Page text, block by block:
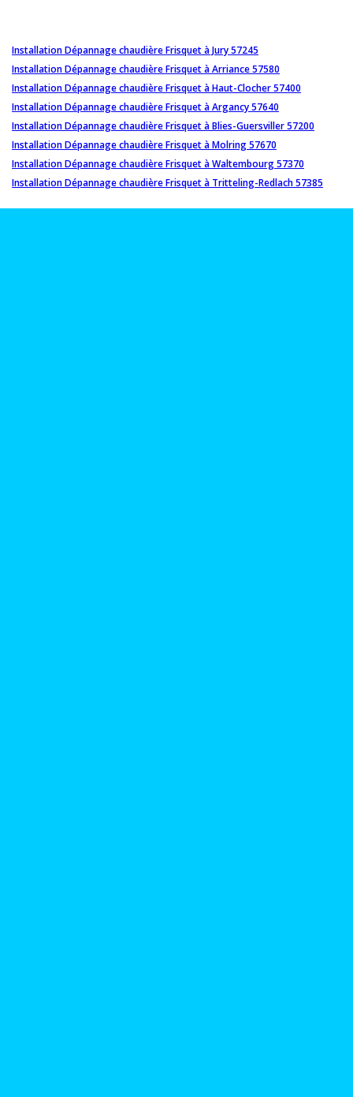
Installation Dépannage chaudière Frisquet à Jury 57245
Installation Dépannage chaudière Frisquet à Arriance 57580
Installation Dépannage chaudière Frisquet à Haut-Clocher 57400
Installation Dépannage chaudière Frisquet à Argancy 57640
Installation Dépannage chaudière Frisquet à Blies-Guersviller 57200
Installation Dépannage chaudière Frisquet à Molring 57670
Installation Dépannage chaudière Frisquet à Waltembourg 57370
Installation Dépannage chaudière Frisquet à Tritteling-Redlach 57385